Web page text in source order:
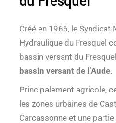
Créé en 1966, le Syndicat
Hydraulique du Fresquel
bassin versant du
bassin versant de l’Aude.
Principalement agricole,
les zones urbaines de
Carcassonne et une